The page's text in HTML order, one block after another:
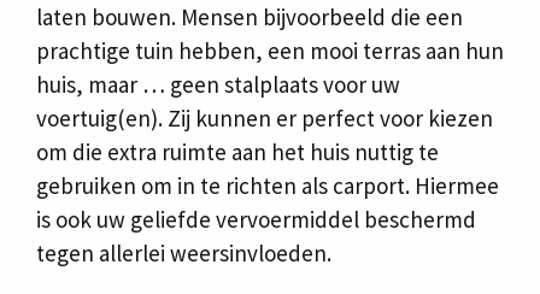
laten bouwen. Mensen bijvoorbeeld die een
prachtige tuin hebben, een mooi terras aan hun
huis, maar … geen stalplaats voor uw
voertuig(en). Zij kunnen er perfect voor kiezen
om die extra ruimte aan het huis nuttig te
gebruiken om in te richten als carport. Hiermee
is ook uw geliefde vervoermiddel beschermd
tegen allerlei weersinvloeden.